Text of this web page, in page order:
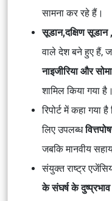
सामना कर रहे हैं।
सूडान,दक्षिण
वाले देश बने हुए हैं,
नाइजीरिया और
शामिल किया गया है।
रिपोर्ट में कहा गया
लिए उपलब्ध
जबकि मानवीय
संयुक्त राष्ट्र
के संघर्ष के